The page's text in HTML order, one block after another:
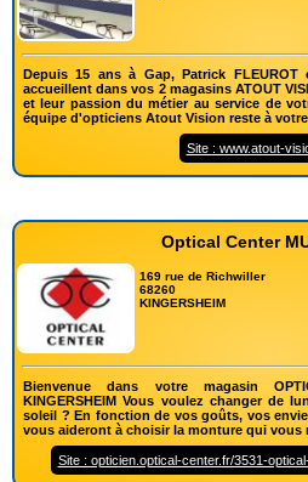
Depuis 15 ans à Gap, Patrick
accueillent dans vos 2 magasins ATOUT
et leur passion du métier au service de
équipe d'opticiens Atout Vision reste à
Site : www.atout-
Optical Center
169 rue de Richwiller
68260
KINGERSHEIM
Bienvenue dans votre magasin
KINGERSHEIM Vous voulez changer de
soleil ? En fonction de vos goûts, vos
vous aideront à choisir la monture qui vous
Site : opticien.optical-center.fr/3531-